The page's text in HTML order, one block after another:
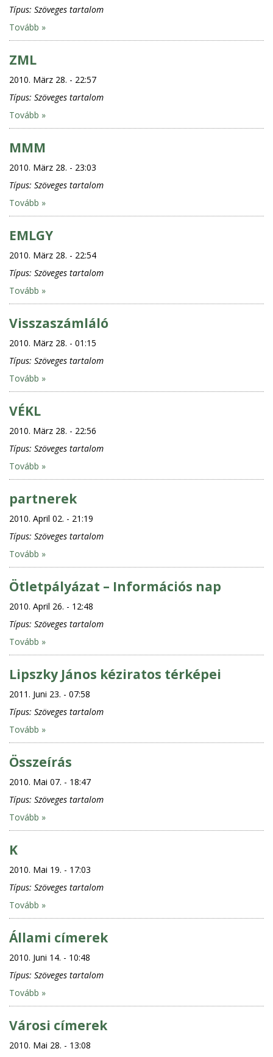
Típus: Szöveges tartalom
Tovább »
ZML
2010. März 28. - 22:57
Típus: Szöveges tartalom
Tovább »
MMM
2010. März 28. - 23:03
Típus: Szöveges tartalom
Tovább »
EMLGY
2010. März 28. - 22:54
Típus: Szöveges tartalom
Tovább »
Visszaszámláló
2010. März 28. - 01:15
Típus: Szöveges tartalom
Tovább »
VÉKL
2010. März 28. - 22:56
Típus: Szöveges tartalom
Tovább »
partnerek
2010. April 02. - 21:19
Típus: Szöveges tartalom
Tovább »
Ötletpályázat – Információs nap
2010. April 26. - 12:48
Típus: Szöveges tartalom
Tovább »
Lipszky János kéziratos térképei
2011. Juni 23. - 07:58
Típus: Szöveges tartalom
Tovább »
Összeírás
2010. Mai 07. - 18:47
Típus: Szöveges tartalom
Tovább »
K
2010. Mai 19. - 17:03
Típus: Szöveges tartalom
Tovább »
Állami címerek
2010. Juni 14. - 10:48
Típus: Szöveges tartalom
Tovább »
Városi címerek
2010. Mai 28. - 13:08